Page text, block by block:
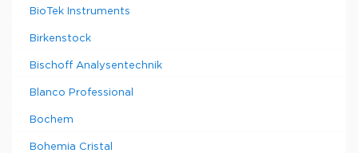
BioTek Instruments
Birkenstock
Bischoff Analysentechnik
Blanco Professional
Bochem
Bohemia Cristal